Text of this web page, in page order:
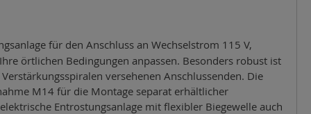
für den Anschluss an Wechselstrom 115 V,
örtlichen Bedingungen anpassen. Besonders robust ist
versehenen Anschlussenden. Die
M14 für die Montage separat erhältlicher
Entrostungsanlage mit flexibler Biegewelle auch